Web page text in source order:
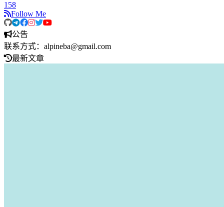
158
Follow Me
公告
联系方式：alpineba@gmail.com
最新文章